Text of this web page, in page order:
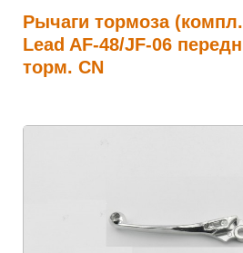
Рычаги тормоза
Lead AF-48/JF-06
торм. CN